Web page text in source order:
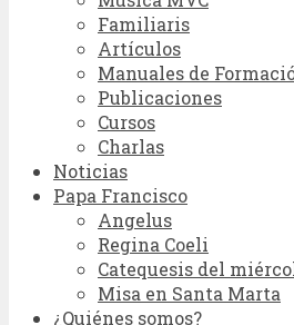
Familiaris
Artículos
Manuales de
Publicaciones
Cursos
Charlas
Noticias
Papa Francisco
Angelus
Regina Coeli
Catequesis del
Misa en Santa Marta
¿Quiénes somos?